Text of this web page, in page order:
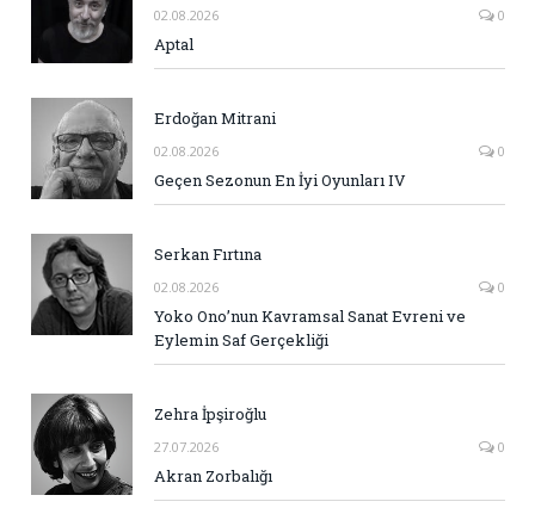
02.08.2026 0
Aptal
Erdoğan Mitrani
02.08.2026 0
Geçen Sezonun En İyi Oyunları IV
Serkan Fırtına
02.08.2026 0
Yoko Ono’nun Kavramsal Sanat Evreni ve
Eylemin Saf Gerçekliği
Zehra İpşiroğlu
27.07.2026 0
Akran Zorbalığı